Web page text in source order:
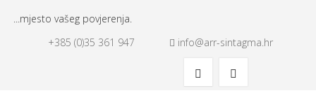
...mjesto vašeg povjerenja.
+385 (0)35 361 947
info@arr-sintagma.hr